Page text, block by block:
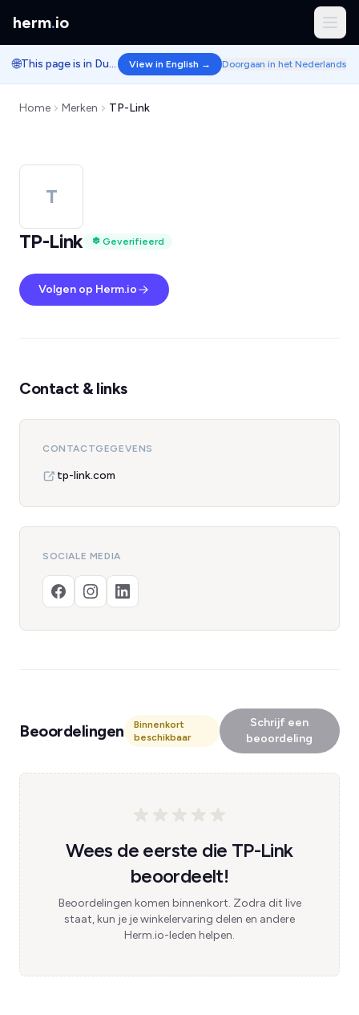
herm.io
🌐 This page is in Dutch. View in English → Doorgaan in het Nederlands
Home Merken TP-Link
T
TP-Link
Geverifieerd
Volgen op Herm.io
Contact & links
CONTACTGEGEVENS
tp-link.com
SOCIALE MEDIA
Beoordelingen
Binnenkort
beschikbaar
Schrijf een
beoordeling
Wees de eerste die TP-Link
beoordeelt!
Beoordelingen komen binnenkort. Zodra dit live
staat, kun je je winkelervaring delen en andere
Herm.io-leden helpen.